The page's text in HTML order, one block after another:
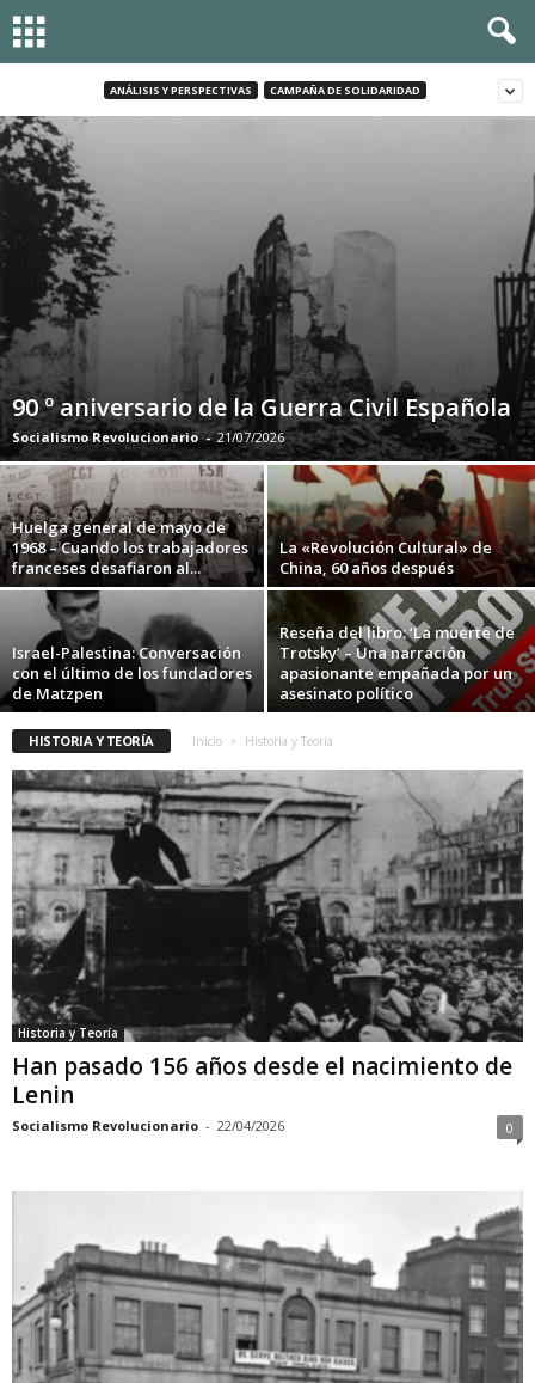
ANÁLISIS Y PERSPECTIVAS CAMPAÑA DE SOLIDARIDAD
90 º aniversario de la Guerra Civil Española
Socialismo Revolucionario - 21/07/2026
Huelga general de mayo de
1968 – Cuando los trabajadores
franceses desafiaron al...
La «Revolución Cultural» de
China, 60 años después
Israel-Palestina: Conversación
con el último de los fundadores
de Matzpen
Reseña del libro: ‘La muerte de
Trotsky’ – Una narración
apasionante empañada por un
asesinato político
HISTORIA Y TEORÍA Inicio Historia y Teoría
Historia y Teoría
Han pasado 156 años desde el nacimiento de
Lenin
Socialismo Revolucionario - 22/04/2026 0